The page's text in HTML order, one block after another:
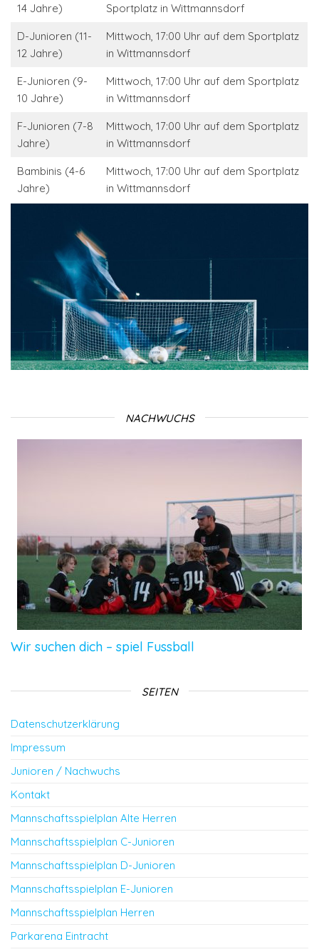
14 Jahre)
Sportplatz in Wittmannsdorf
D-Junioren (11-
12 Jahre)
Mittwoch, 17:00 Uhr auf dem Sportplatz
in Wittmannsdorf
E-Junioren (9-
10 Jahre)
Mittwoch, 17:00 Uhr auf dem Sportplatz
in Wittmannsdorf
F-Junioren (7-8
Jahre)
Mittwoch, 17:00 Uhr auf dem Sportplatz
in Wittmannsdorf
Bambinis (4-6
Jahre)
Mittwoch, 17:00 Uhr auf dem Sportplatz
in Wittmannsdorf
NACHWUCHS
Wir suchen dich – spiel Fussball
SEITEN
Datenschutzerklärung
Impressum
Junioren / Nachwuchs
Kontakt
Mannschaftsspielplan Alte Herren
Mannschaftsspielplan C-Junioren
Mannschaftsspielplan D-Junioren
Mannschaftsspielplan E-Junioren
Mannschaftsspielplan Herren
Parkarena Eintracht